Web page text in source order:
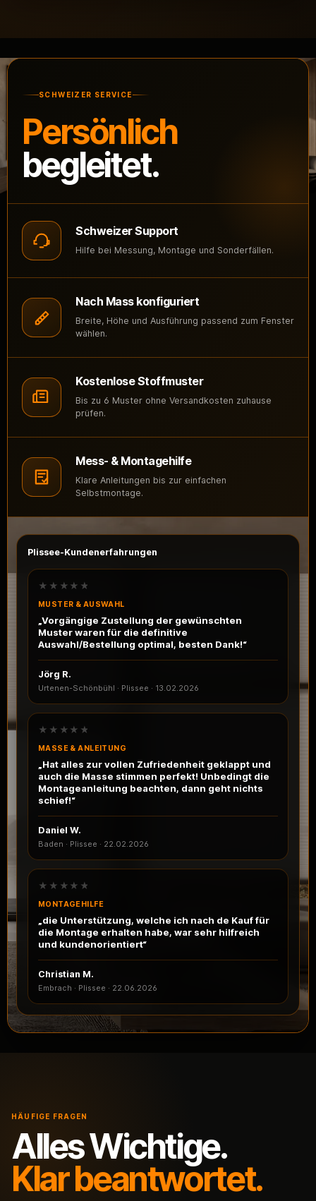
SCHWEIZER SERVICE
Persönlich
begleitet.
Schweizer Support
Hilfe bei Messung, Montage und Sonderfällen.
Nach Mass konfiguriert
Breite, Höhe und Ausführung passend zum Fenster
wählen.
Kostenlose Stoffmuster
Bis zu 6 Muster ohne Versandkosten zuhause
prüfen.
Mess- & Montagehilfe
Klare Anleitungen bis zur einfachen
Selbstmontage.
Plissee-Kundenerfahrungen
★★★★★
MUSTER & AUSWAHL
„Vorgängige Zustellung der gewünschten
Muster waren für die definitive
Auswahl/Bestellung optimal, besten Dank!“
Jörg R.
Urtenen-Schönbühl · Plissee · 13.02.2026
★★★★★
MASSE & ANLEITUNG
„Hat alles zur vollen Zufriedenheit geklappt und
auch die Masse stimmen perfekt! Unbedingt die
Montageanleitung beachten, dann geht nichts
schief!“
Daniel W.
Baden · Plissee · 22.02.2026
★★★★★
MONTAGEHILFE
„die Unterstützung, welche ich nach de Kauf für
die Montage erhalten habe, war sehr hilfreich
und kundenorientiert“
Christian M.
Embrach · Plissee · 22.06.2026
HÄUFIGE FRAGEN
Alles Wichtige.
Klar beantwortet.